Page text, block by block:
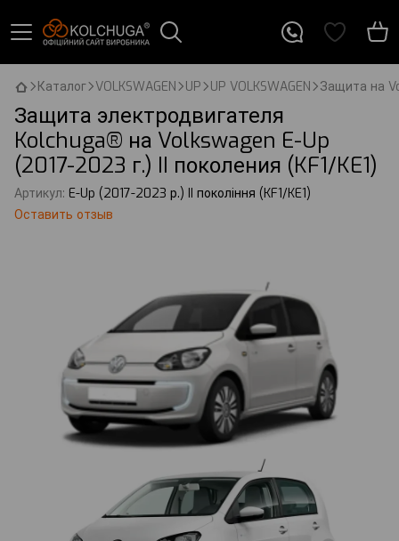
Каталог VOLKSWAGEN UP UP VOLKSWAGEN Защита на
Защита электродвигателя
Kolchuga® на Volkswagen E-Up
(2017-2023 г.) II поколения (KF1/KE1)
Артикул: E-Up (2017-2023 р.) II покоління (KF1/KE1)
Оставить отзыв